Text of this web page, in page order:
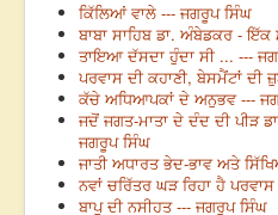
ਕਿੱਲਿਆਂ ਵਾਲੇ --- ਜਗਰੂਪ ਸਿੰਘ
ਬਾਬਾ ਸਾਹਿਬ ਡਾ. ਅੰਬੇਡਕਰ -
ਤਾਇਆ ਦੱਸਦਾ ਹੁੰਦਾ ਸੀ ... ---
ਪਰਵਾਸ ਦੀ ਕਹਾਣੀ, ਬੇਸਮੈਂਟਾਂ ਦੀ
ਕੱਚੇ ਅਧਿਆਪਕਾਂ ਦੇ ਅਨੁਭਵ ---
ਜਦੋਂ ਜਗਤ-ਮਾਤਾ ਦੇ ਦੰਦ ਦੀ ਪੀੜ
ਜਗਰੂਪ ਸਿੰਘ
ਜਾਤੀ ਅਧਾਰਤ ਭੇਦ-ਭਾਵ ਅਤੇ
ਨਵਾਂ ਚਰਿੱਤਰ ਘੜ ਰਿਹਾ ਹੈ
ਬਾਪੂ ਦੀ ਨਸੀਹਤ --- ਜਗਰੂਪ ਸਿੰਘ